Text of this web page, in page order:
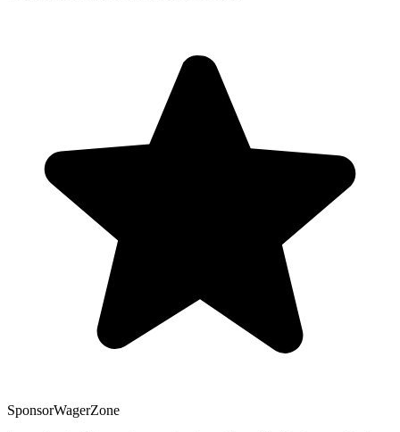
SponsorWagerZone